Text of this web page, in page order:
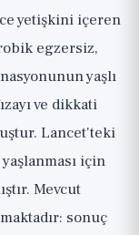
yetişkini içeren
egzersiz,
yaşlı
ve dikkati
Lancet'teki
için
Mevcut
sonuç